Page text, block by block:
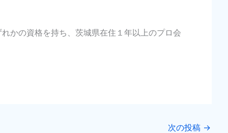
かの資格を持ち、茨城県在住１年以上のプロ会
次の投稿 →